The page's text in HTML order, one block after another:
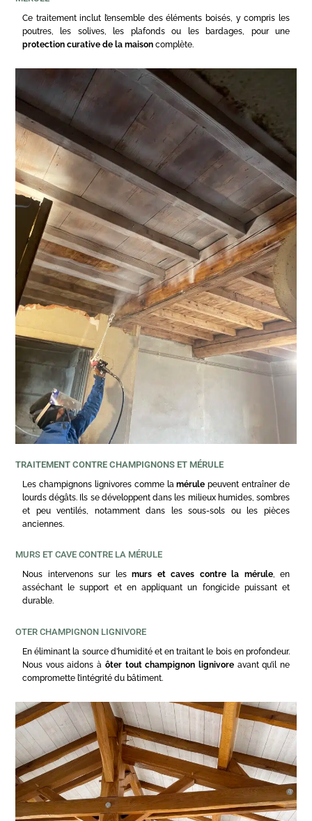
Ce traitement inclut l’ensemble des éléments boisés, y compris les
poutres, les solives, les plafonds ou les bardages, pour une
protection curative de la maison complète.
TRAITEMENT CONTRE CHAMPIGNONS ET MÉRULE
Les champignons lignivores comme lamérule peuvent entraîner de
lourds dégâts. Ils se développent dans les milieux humides, sombres
et peu ventilés, notamment dans les sous-sols ou les pièces
anciennes.
MURS ET CAVE CONTRE LA MÉRULE
Nous intervenons sur les murs et caves contre la mérule, en
asséchant le support et en appliquant un fongicide puissant et
durable.
OTER CHAMPIGNON LIGNIVORE
En éliminant la source d’humidité et en traitant le bois en profondeur.
Nous vous aidons à ôter tout champignon lignivoreavant qu’il ne
compromette l’intégrité du bâtiment.